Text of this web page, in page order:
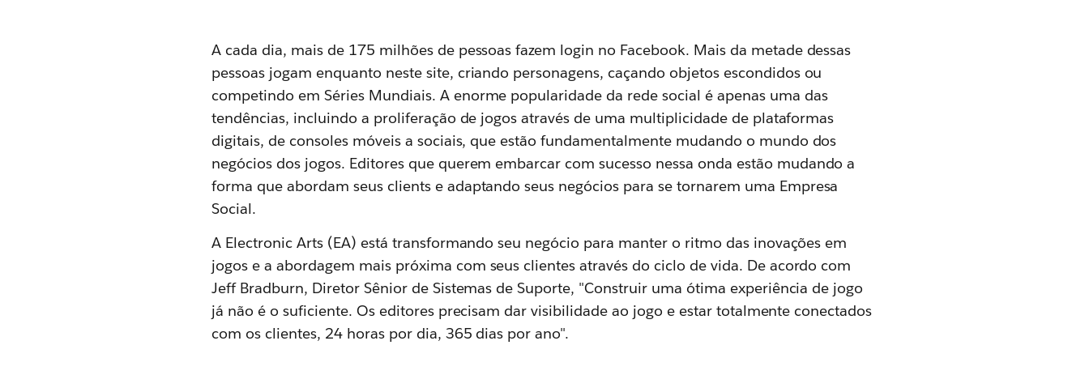
A cada dia, mais de 175 milhões de pessoas fazem login no Facebook. Mais da metade dessas
pessoas jogam enquanto neste site, criando personagens, caçando objetos escondidos ou
competindo em Séries Mundiais. A enorme popularidade da rede social é apenas uma das
tendências, incluindo a proliferação de jogos através de uma multiplicidade de plataformas
digitais, de consoles móveis a sociais, que estão fundamentalmente mudando o mundo dos
negócios dos jogos. Editores que querem embarcar com sucesso nessa onda estão mudando a
forma que abordam seus clients e adaptando seus negócios para se tornarem uma Empresa
Social.
A Electronic Arts (EA) está transformando seu negócio para manter o ritmo das inovações em
jogos e a abordagem mais próxima com seus clientes através do ciclo de vida. De acordo com
Jeff Bradburn, Diretor Sênior de Sistemas de Suporte, "Construir uma ótima experiência de jogo
já não é o suficiente. Os editores precisam dar visibilidade ao jogo e estar totalmente conectados
com os clientes, 24 horas por dia, 365 dias por ano".